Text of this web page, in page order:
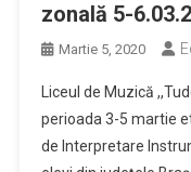
zonală 5-
Martie 5, 2020
Liceul de Muzică
perioada 3-5 martie
de Interpretare